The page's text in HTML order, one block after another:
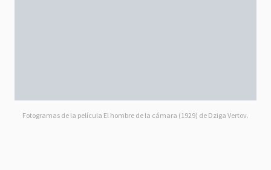
Fotogramas de la película El hombre de la cámara (1929) de Dziga Vertov.